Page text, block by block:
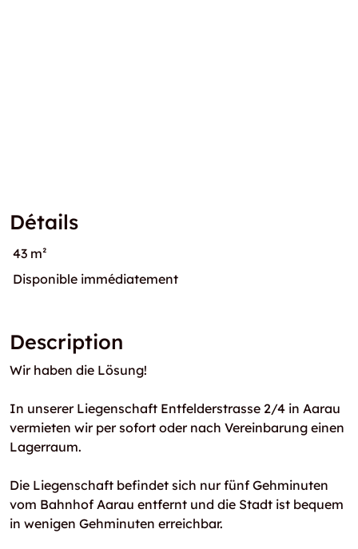
Détails
43 m²
Disponible immédiatement
Description
Wir haben die Lösung!
In unserer Liegenschaft Entfelderstrasse 2/4 in Aarau
vermieten wir per sofort oder nach Vereinbarung einen
Lagerraum.
Die Liegenschaft befindet sich nur fünf Gehminuten
vom Bahnhof Aarau entfernt und die Stadt ist bequem
in wenigen Gehminuten erreichbar.